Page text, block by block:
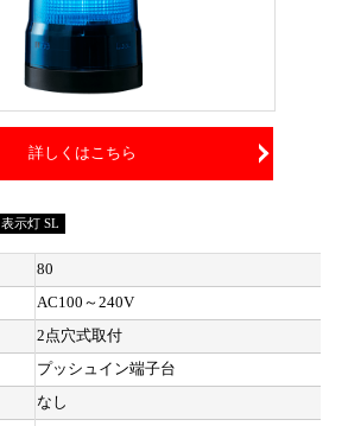
詳しくはこちら
表示灯 SL
80
AC100～240V
2点穴式取付
プッシュイン端子台
なし